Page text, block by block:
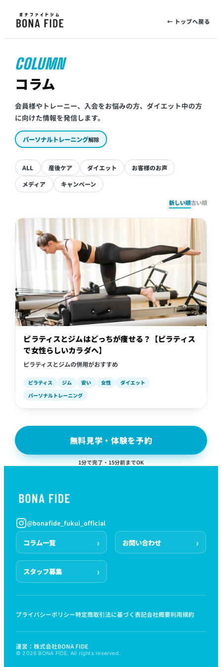
← トップへ戻る
COLUMN
コラム
会員様やトレーニー、入会をお悩みの方、ダイエット中の方
に向けた情報を発信します。
パーソナルトレーニング解除
ALL 産後ケア ダイエット
お客様のお声
メディア
キャンペーン
新しい順古い順
ピラティスとジムはどっちが痩せる？【ピラティス
で女性らしいカラダへ】
ピラティスとジムの併用がおすすめ
ピラティス ジム 安い 女性
ダイエット
パーソナルトレーニング
無料見学・体験を予約
1分で完了・15分前までOK
@bonafide_fukui_official
コラム一覧 お問い合わせ
スタッフ募集
プライバシーポリシー特定商取引法に基づく表記会社概要利用規約
運営：株式会社BONA FIDE
© 2026 BONA FIDE. All rights reserved.